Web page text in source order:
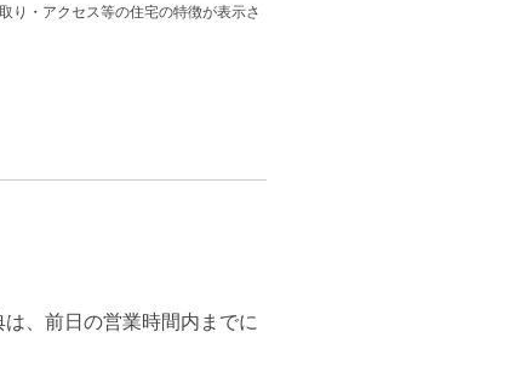
り・アクセス等の住宅の特徴が表示さ
、前日の営業時間内までに